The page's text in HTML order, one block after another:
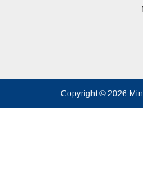
Copyright © 2026